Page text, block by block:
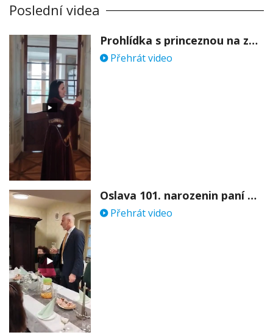
Poslední videa
Prohlídka s princeznou na zámku Stekník
Přehrát video
Oslava 101. narozenin paní Věry Skořepové
Přehrát video